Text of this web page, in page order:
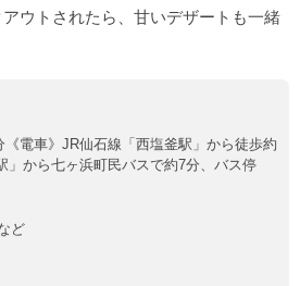
ウトされたら、甘いデザートも一緒
《電車》JR仙石線「西塩釜駅」から徒歩約
」から七ヶ浜町民バスで約7分、バス停
ど